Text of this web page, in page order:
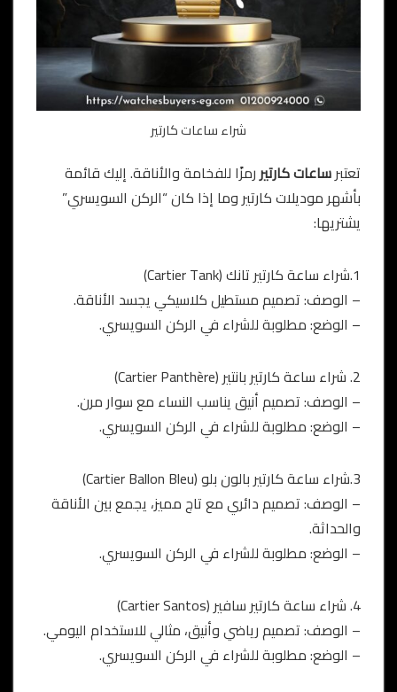
شراء ساعات كارتير
تعتبرساعات كارتيررمزًا للفخامة والأناقة. إليك قائمة
بأشهر موديلات كارتير وما إذا كان “الركن السويسري”
يشتريها:
1.شراء ساعة كارتير تانك (Cartier Tank)
– الوصف: تصميم مستطيل كلاسيكي يجسد الأناقة.
– الوضع: مطلوبة للشراء في الركن السويسري.
2. شراء ساعة كارتير بانتير (Cartier Panthère)
– الوصف: تصميم أنيق يناسب النساء مع سوار مرن.
– الوضع: مطلوبة للشراء في الركن السويسري.
3.شراء ساعة كارتير بالون بلو (Cartier Ballon Bleu)
– الوصف: تصميم دائري مع تاج مميز، يجمع بين الأناقة
والحداثة.
– الوضع: مطلوبة للشراء في الركن السويسري.
4. شراء ساعة كارتير سافير (Cartier Santos)
– الوصف: تصميم رياضي وأنيق، مثالي للاستخدام اليومي.
– الوضع: مطلوبة للشراء في الركن السويسري.